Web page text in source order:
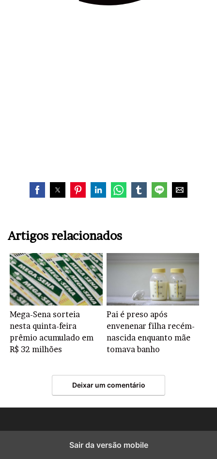
Artigos relacionados
Mega-Sena sorteia
nesta quinta-feira
prêmio acumulado em
R$ 32 milhões
Pai é preso após
envenenar filha recém-
nascida enquanto mãe
tomava banho
Deixar um comentário
Sair da versão mobile